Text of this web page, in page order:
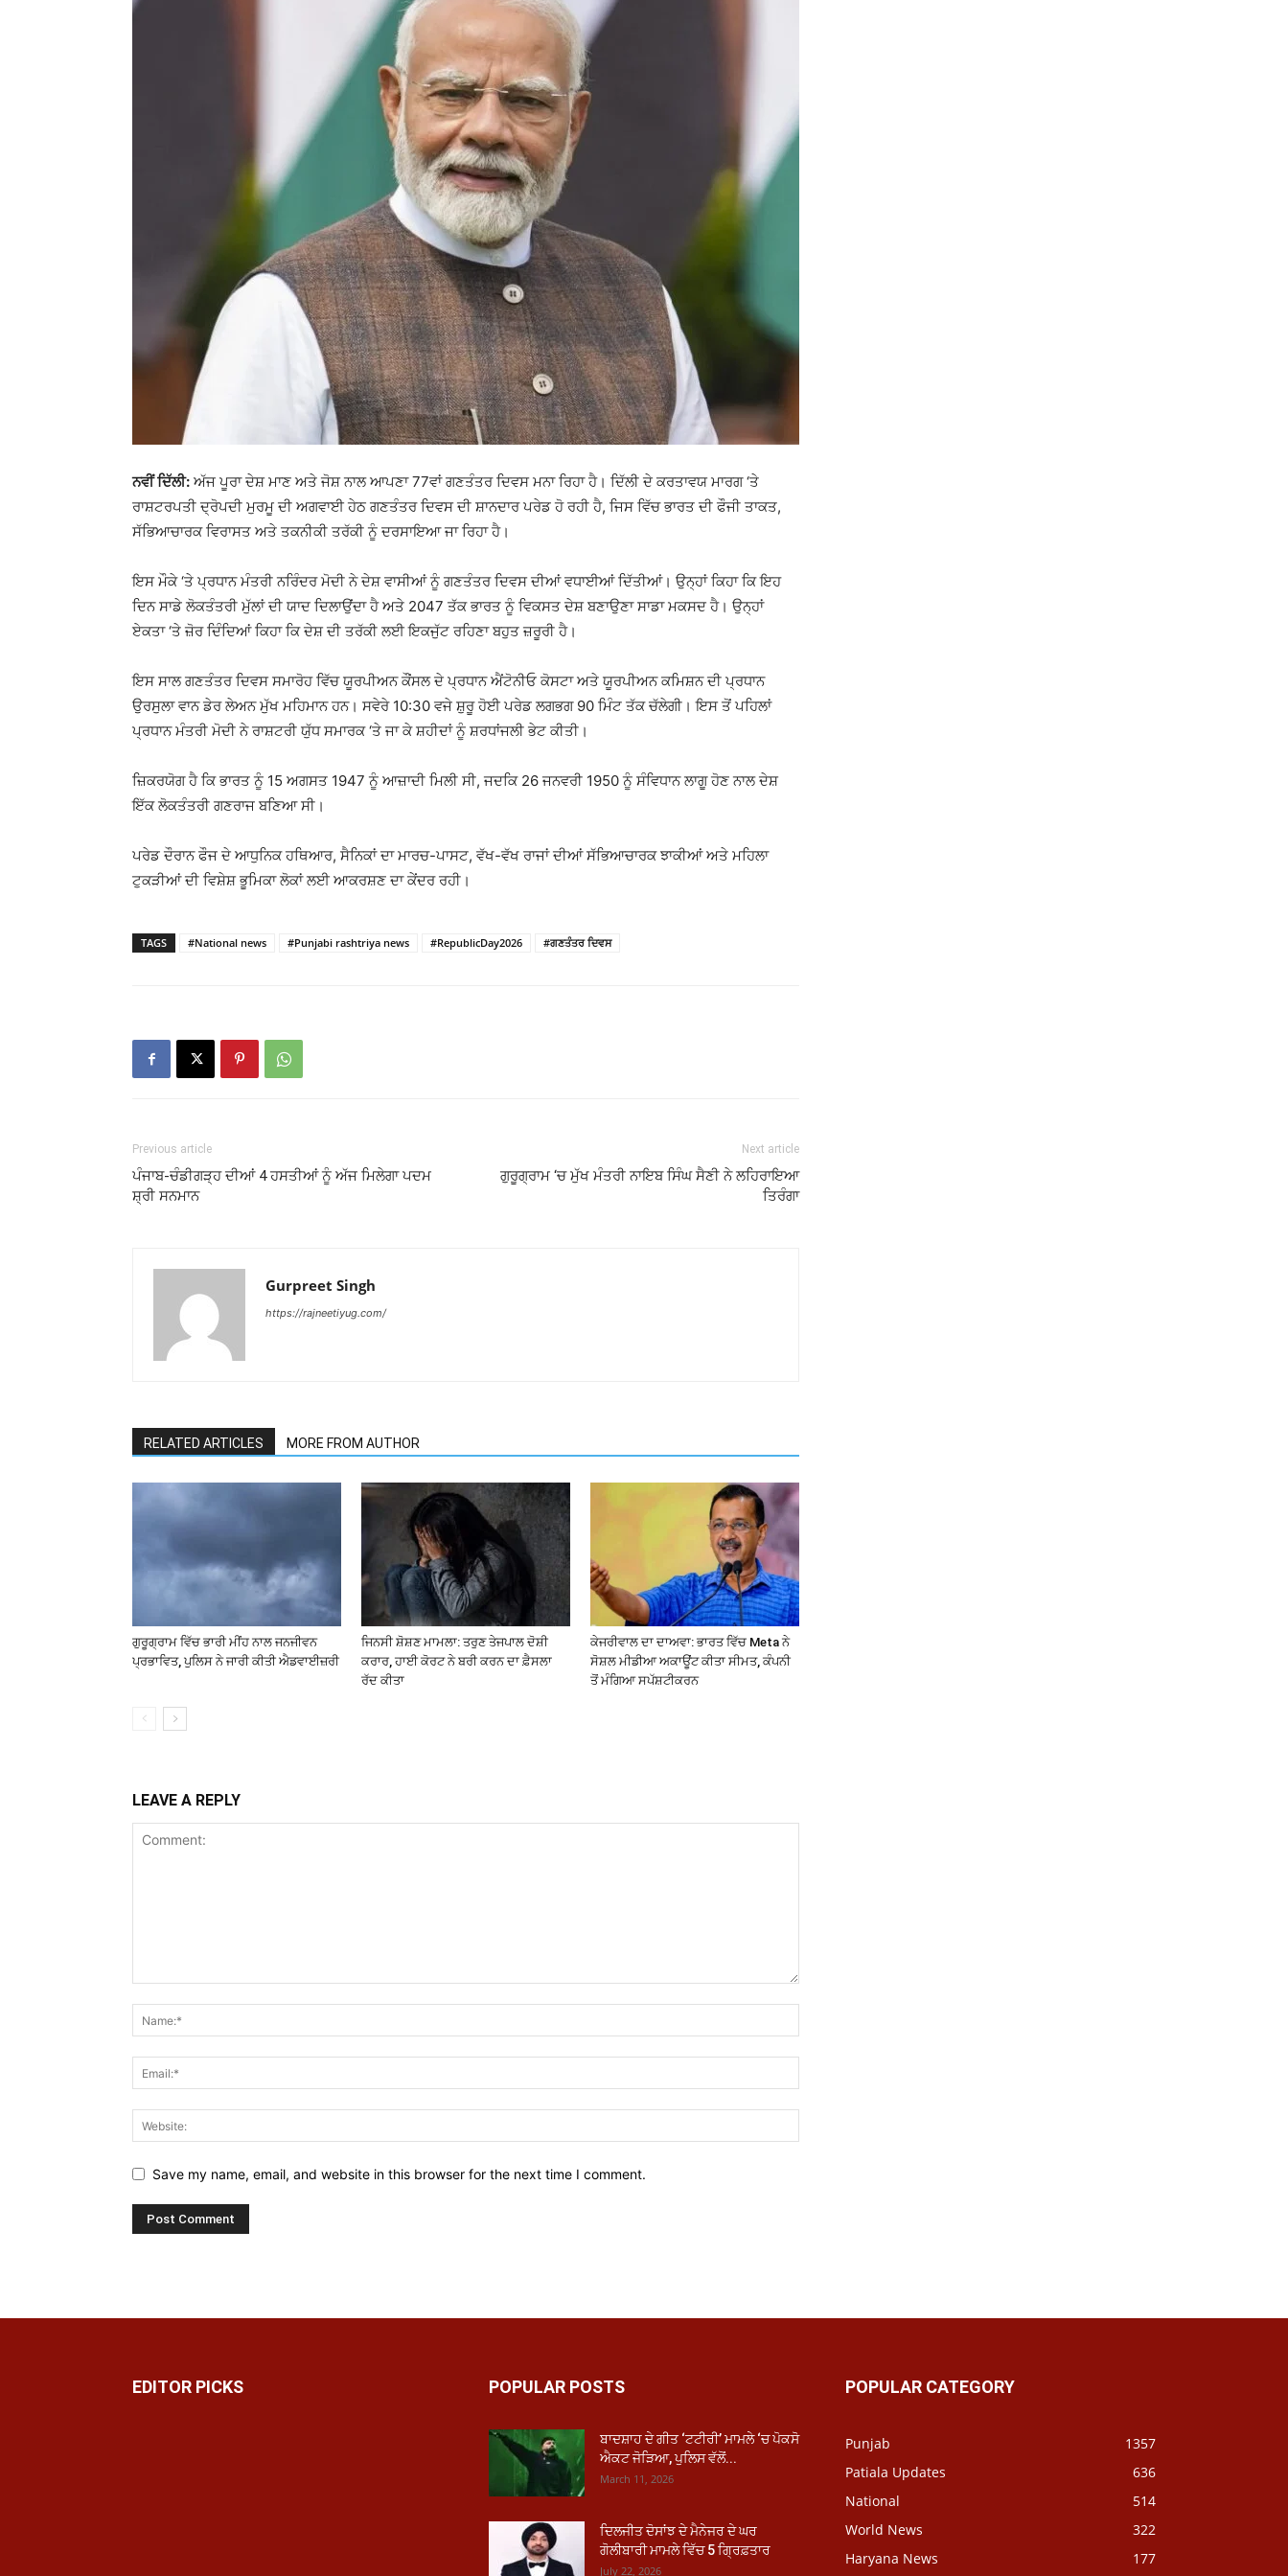
ਨਵੀਂ ਦਿੱਲੀ: ਅੱਜ ਪੂਰਾ ਦੇਸ਼ ਮਾਣ ਅਤੇ ਜੋਸ਼ ਨਾਲ ਆਪਣਾ 77ਵਾਂ ਗਣਤੰਤਰ ਦਿਵਸ ਮਨਾ ਰਿਹਾ ਹੈ। ਦਿੱਲੀ ਦੇ ਕਰਤਾਵਯ ਮਾਰਗ ‘ਤੇ
ਰਾਸ਼ਟਰਪਤੀ ਦ੍ਰੋਪਦੀ ਮੁਰਮੂ ਦੀ ਅਗਵਾਈ ਹੇਠ ਗਣਤੰਤਰ ਦਿਵਸ ਦੀ ਸ਼ਾਨਦਾਰ ਪਰੇਡ ਹੋ ਰਹੀ ਹੈ, ਜਿਸ ਵਿੱਚ ਭਾਰਤ ਦੀ ਫੌਜੀ ਤਾਕਤ,
ਸੱਭਿਆਚਾਰਕ ਵਿਰਾਸਤ ਅਤੇ ਤਕਨੀਕੀ ਤਰੱਕੀ ਨੂੰ ਦਰਸਾਇਆ ਜਾ ਰਿਹਾ ਹੈ।
ਇਸ ਮੌਕੇ ‘ਤੇ ਪ੍ਰਧਾਨ ਮੰਤਰੀ ਨਰਿੰਦਰ ਮੋਦੀ ਨੇ ਦੇਸ਼ ਵਾਸੀਆਂ ਨੂੰ ਗਣਤੰਤਰ ਦਿਵਸ ਦੀਆਂ ਵਧਾਈਆਂ ਦਿੱਤੀਆਂ। ਉਨ੍ਹਾਂ ਕਿਹਾ ਕਿ ਇਹ
ਦਿਨ ਸਾਡੇ ਲੋਕਤੰਤਰੀ ਮੁੱਲਾਂ ਦੀ ਯਾਦ ਦਿਲਾਉਂਦਾ ਹੈ ਅਤੇ 2047 ਤੱਕ ਭਾਰਤ ਨੂੰ ਵਿਕਸਤ ਦੇਸ਼ ਬਣਾਉਣਾ ਸਾਡਾ ਮਕਸਦ ਹੈ। ਉਨ੍ਹਾਂ
ਏਕਤਾ ‘ਤੇ ਜ਼ੋਰ ਦਿੰਦਿਆਂ ਕਿਹਾ ਕਿ ਦੇਸ਼ ਦੀ ਤਰੱਕੀ ਲਈ ਇਕਜੁੱਟ ਰਹਿਣਾ ਬਹੁਤ ਜ਼ਰੂਰੀ ਹੈ।
ਇਸ ਸਾਲ ਗਣਤੰਤਰ ਦਿਵਸ ਸਮਾਰੋਹ ਵਿੱਚ ਯੂਰਪੀਅਨ ਕੌਂਸਲ ਦੇ ਪ੍ਰਧਾਨ ਐਂਟੋਨੀਓ ਕੋਸਟਾ ਅਤੇ ਯੂਰਪੀਅਨ ਕਮਿਸ਼ਨ ਦੀ ਪ੍ਰਧਾਨ
ਉਰਸੁਲਾ ਵਾਨ ਡੇਰ ਲੇਅਨ ਮੁੱਖ ਮਹਿਮਾਨ ਹਨ। ਸਵੇਰੇ 10:30 ਵਜੇ ਸ਼ੁਰੂ ਹੋਈ ਪਰੇਡ ਲਗਭਗ 90 ਮਿੰਟ ਤੱਕ ਚੱਲੇਗੀ। ਇਸ ਤੋਂ ਪਹਿਲਾਂ
ਪ੍ਰਧਾਨ ਮੰਤਰੀ ਮੋਦੀ ਨੇ ਰਾਸ਼ਟਰੀ ਯੁੱਧ ਸਮਾਰਕ ‘ਤੇ ਜਾ ਕੇ ਸ਼ਹੀਦਾਂ ਨੂੰ ਸ਼ਰਧਾਂਜਲੀ ਭੇਟ ਕੀਤੀ।
ਜ਼ਿਕਰਯੋਗ ਹੈ ਕਿ ਭਾਰਤ ਨੂੰ 15 ਅਗਸਤ 1947 ਨੂੰ ਆਜ਼ਾਦੀ ਮਿਲੀ ਸੀ, ਜਦਕਿ 26 ਜਨਵਰੀ 1950 ਨੂੰ ਸੰਵਿਧਾਨ ਲਾਗੂ ਹੋਣ ਨਾਲ ਦੇਸ਼
ਇੱਕ ਲੋਕਤੰਤਰੀ ਗਣਰਾਜ ਬਣਿਆ ਸੀ।
ਪਰੇਡ ਦੌਰਾਨ ਫੌਜ ਦੇ ਆਧੁਨਿਕ ਹਥਿਆਰ, ਸੈਨਿਕਾਂ ਦਾ ਮਾਰਚ-ਪਾਸਟ, ਵੱਖ-ਵੱਖ ਰਾਜਾਂ ਦੀਆਂ ਸੱਭਿਆਚਾਰਕ ਝਾਕੀਆਂ ਅਤੇ ਮਹਿਲਾ
ਟੁਕੜੀਆਂ ਦੀ ਵਿਸ਼ੇਸ਼ ਭੂਮਿਕਾ ਲੋਕਾਂ ਲਈ ਆਕਰਸ਼ਣ ਦਾ ਕੇਂਦਰ ਰਹੀ।
TAGS #National news #Punjabi rashtriya news #RepublicDay2026 #ਗਣਤੰਤਰ ਦਿਵਸ
Previous article
ਪੰਜਾਬ-ਚੰਡੀਗੜ੍ਹ ਦੀਆਂ 4 ਹਸਤੀਆਂ ਨੂੰ ਅੱਜ ਮਿਲੇਗਾ ਪਦਮ
ਸ਼੍ਰੀ ਸਨਮਾਨ
Next article
ਗੁਰੂਗ੍ਰਾਮ ‘ਚ ਮੁੱਖ ਮੰਤਰੀ ਨਾਇਬ ਸਿੰਘ ਸੈਣੀ ਨੇ ਲਹਿਰਾਇਆ
ਤਿਰੰਗਾ
Gurpreet Singh
https://rajneetiyug.com/
RELATED ARTICLES MORE FROM AUTHOR
ਗੁਰੂਗ੍ਰਾਮ ਵਿੱਚ ਭਾਰੀ ਮੀਂਹ ਨਾਲ ਜਨਜੀਵਨ
ਪ੍ਰਭਾਵਿਤ, ਪੁਲਿਸ ਨੇ ਜਾਰੀ ਕੀਤੀ ਐਡਵਾਈਜ਼ਰੀ
ਜਿਨਸੀ ਸ਼ੋਸ਼ਣ ਮਾਮਲਾ: ਤਰੁਣ ਤੇਜਪਾਲ ਦੋਸ਼ੀ
ਕਰਾਰ, ਹਾਈ ਕੋਰਟ ਨੇ ਬਰੀ ਕਰਨ ਦਾ ਫ਼ੈਸਲਾ
ਰੱਦ ਕੀਤਾ
ਕੇਜਰੀਵਾਲ ਦਾ ਦਾਅਵਾ: ਭਾਰਤ ਵਿੱਚ Meta ਨੇ
ਸੋਸ਼ਲ ਮੀਡੀਆ ਅਕਾਊਂਟ ਕੀਤਾ ਸੀਮਤ, ਕੰਪਨੀ
ਤੋਂ ਮੰਗਿਆ ਸਪੱਸ਼ਟੀਕਰਨ
LEAVE A REPLY
Save my name, email, and website in this browser for the next time I comment.
EDITOR PICKS POPULAR POSTS
ਬਾਦਸ਼ਾਹ ਦੇ ਗੀਤ ‘ਟਟੀਰੀ’ ਮਾਮਲੇ ‘ਚ ਪੋਕਸੋ
ਐਕਟ ਜੋੜਿਆ, ਪੁਲਿਸ ਵੱਲੋਂ...
March 11, 2026
ਦਿਲਜੀਤ ਦੋਸਾਂਝ ਦੇ ਮੈਨੇਜਰ ਦੇ ਘਰ
ਗੋਲੀਬਾਰੀ ਮਾਮਲੇ ਵਿੱਚ 5 ਗ੍ਰਿਫ਼ਤਾਰ
July 22, 2026
POPULAR CATEGORY
Punjab
1357
Patiala Updates
636
National
514
World News
322
Haryana News
177